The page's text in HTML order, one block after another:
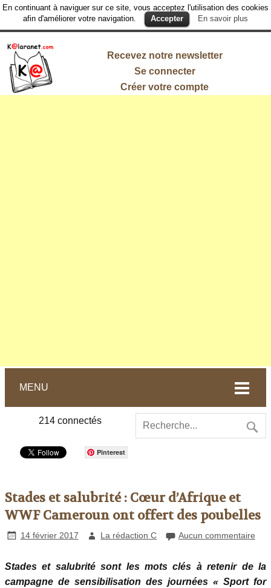
En continuant à naviguer sur ce site, vous acceptez l'utilisation des cookies
afin d'améliorer votre navigation.
Accepter En savoir plus
Recevez notre newsletter
Se connecter
Créer votre compte
MENU
214 connectés
Pinterest
Stades et salubrité : Cœur d’Afrique et
WWF Cameroun ont offert des poubelles
14 février 2017 La rédaction C Aucun commentaire
Stades et salubrité sont les mots clés à retenir de la
campagne de sensibilisation des journées « Sport for